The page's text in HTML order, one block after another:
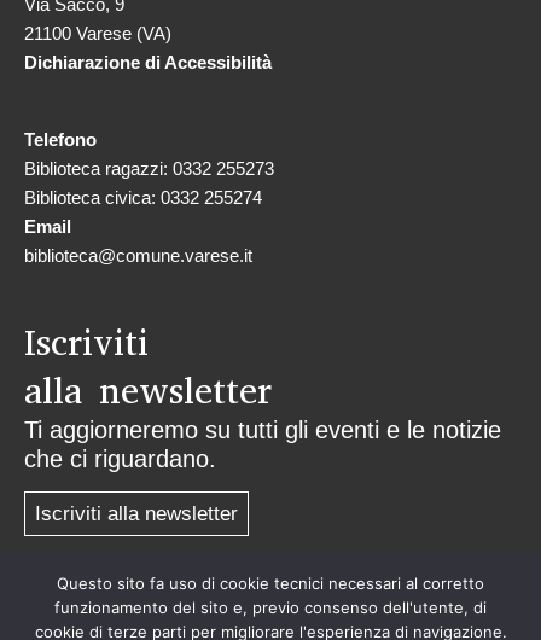
Via Sacco, 9
21100 Varese (VA)
Dichiarazione di Accessibilità
Telefono
Biblioteca ragazzi: 0332 255273
Biblioteca civica: 0332 255274
Email
biblioteca@comune.varese.it
Iscriviti
alla newsletter
Ti aggiorneremo su tutti gli eventi e le notizie
che ci riguardano.
Iscriviti alla newsletter
Privacy
Questo sito fa uso di cookie tecnici necessari al corretto
funzionamento del sito e, previo consenso dell'utente, di
cookie di terze parti per migliorare l'esperienza di navigazione.